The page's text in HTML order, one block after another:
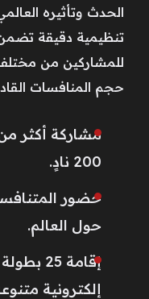
الحدث وتأثيره
تنظيمية دقيقة تضمن
للمشاركين من مختلف
حجم المنافسات
200 نادٍ.
حول العالم.
إلكترونية